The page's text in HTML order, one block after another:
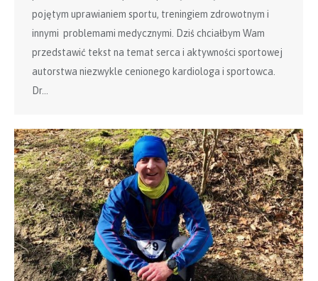
pojętym uprawianiem sportu, treningiem zdrowotnym i
innymi problemami medycznymi. Dziś chciałbym Wam
przedstawić tekst na temat serca i aktywności sportowej
autorstwa niezwykle cenionego kardiologa i sportowca.
Dr…